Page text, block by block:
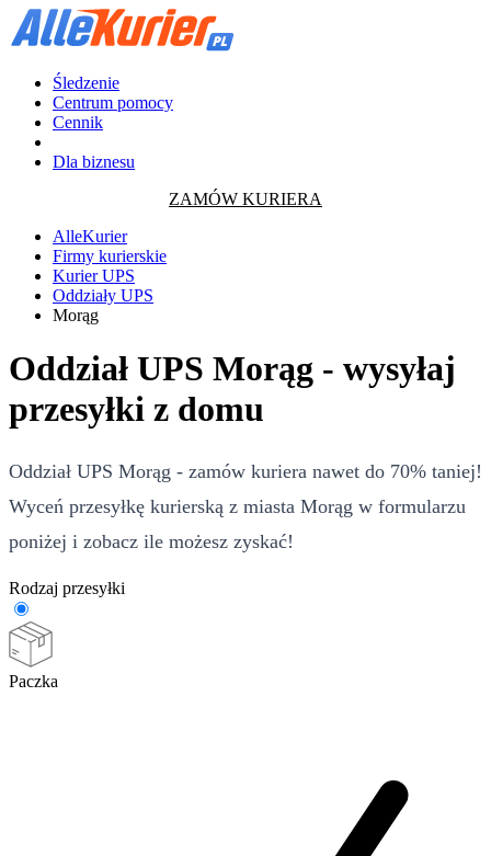
Śledzenie
Centrum pomocy
Cennik
Dla biznesu
ZAMÓW KURIERA
AlleKurier
Firmy kurierskie
Kurier UPS
Oddziały UPS
Morąg
Oddział UPS Morąg - wysyłaj
przesyłki z domu
Oddział UPS Morąg - zamów kuriera nawet do 70% taniej!
Wyceń przesyłkę kurierską z miasta Morąg w formularzu
poniżej i zobacz ile możesz zyskać!
Rodzaj przesyłki
Paczka